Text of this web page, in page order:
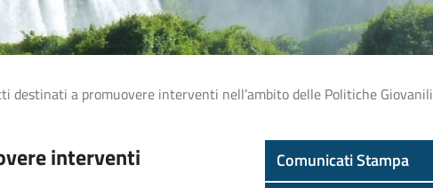
destinati a promuovere interventi nell’ambito delle Politiche Giovanili
interventi
Comunicati Stampa